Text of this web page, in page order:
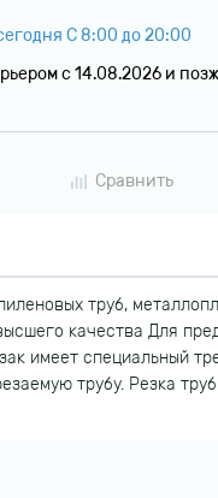
С 8:00 до 20:00
c 14.08.2026 и
Сравнить
труб,
качества Для
имеет специальный
трубу. Резка